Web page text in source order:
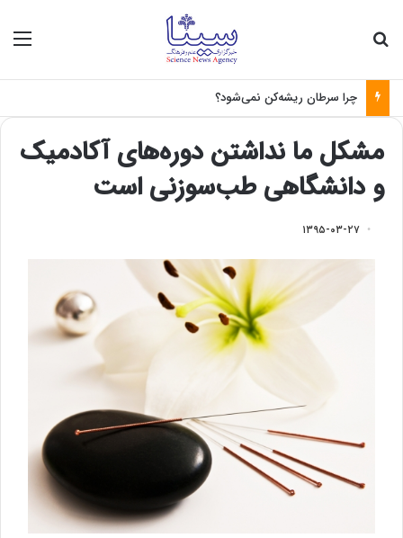
چرا سرطان ریشه‌کن نمی‌شود؟
مشکل ما نداشتن دوره‌های آکادمیک
و دانشگاهی طب‌سوزنی است
۱۳۹۵-۰۳-۲۷